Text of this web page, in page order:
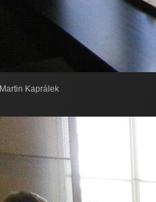
Martin Kaprálek